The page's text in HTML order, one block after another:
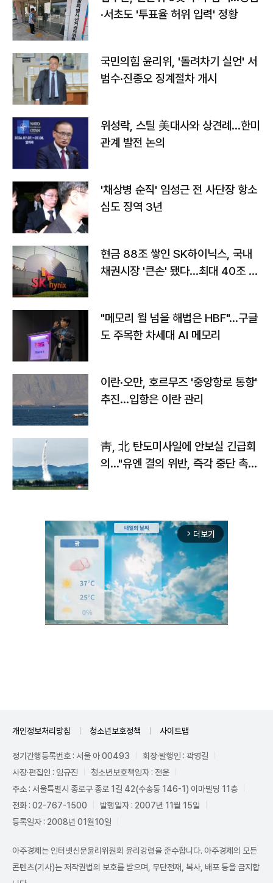
·서초도 '투표율 허위 입력' 정황
국민의힘 윤리위, '돌려차기 실언' 서
범수·진종오 징계절차 개시
위성락, 스틸 美대사와 상견례…한미
관계 발전 논의
'채상병 순직' 임성근 전 사단장 항소
심도 징역 3년
현금 88조 쌓인 SK하이닉스, 국내
채권시장 '큰손' 됐다…최대 40조 투
"메모리 월 넘을 해법은 HBF"…구글
도 주목한 차세대 AI 메모리
이란·오만, 호르무즈 '중앙항로 통항'
추진…입항은 이란 관리
靑, 北 탄도미사일에 안보실 긴급회
의…"유엔 결의 위반, 즉각 중단 촉
arrow_forward_ios 더보기
개인정보처리방침 청소년보호정책 사이트맵
정기간행등록번호 : 서울 아 00493
회장·발행인 : 곽영길
사장·편집인 : 임규진
청소년보호책임자 : 전운
주소 : 서울특별시 종로구 종로 1길 42(수송동 146-1) 이마빌딩 11층
전화 : 02-767-1500
발행일자 : 2007년 11월 15일
등록일자 : 2008년 01월10일
아주경제는 인터넷신문윤리위원회 윤리강령을 준수합니다. 아주경제의 모든
콘텐츠(기사)는 저작권법의 보호를 받으며, 무단전재, 복사, 배포 등을 금지합